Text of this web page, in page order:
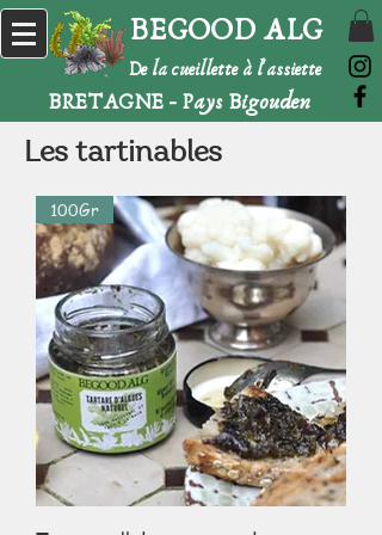
BEGOOD ALG
De la cueillette à l'assiette
BRETAGNE - Pays Bigouden
Les tartinables
100Gr